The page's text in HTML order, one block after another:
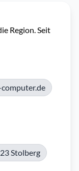
Region. Seit
Stolberg